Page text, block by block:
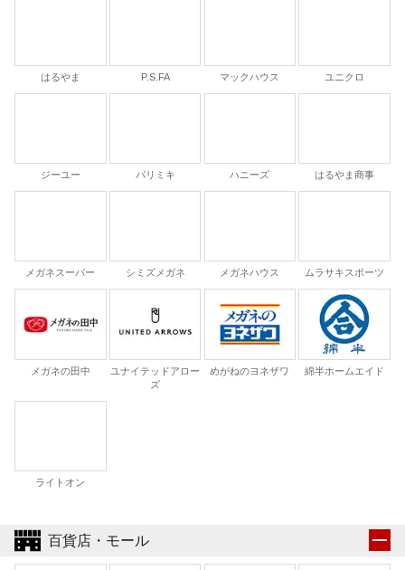
はるやま P.S.FA マックハウス ユニクロ
ジーユー パリミキ ハニーズ はるやま商事
メガネスーパー シミズメガネ メガネハウス ムラサキスポーツ
メガネの田中
ユナイテッドアロー
ズ
めがねのヨネザワ 綿半ホームエイド
ライトオン
百貨店・モール